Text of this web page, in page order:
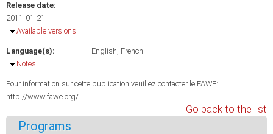
Release date:
2011-01-21
Hide
Available versions
Language(s): English French
Hide
Notes
Pour information sur cette publication veuillez contacter le FAWE:
http://www.fawe.org/
Go back to the list
Programs